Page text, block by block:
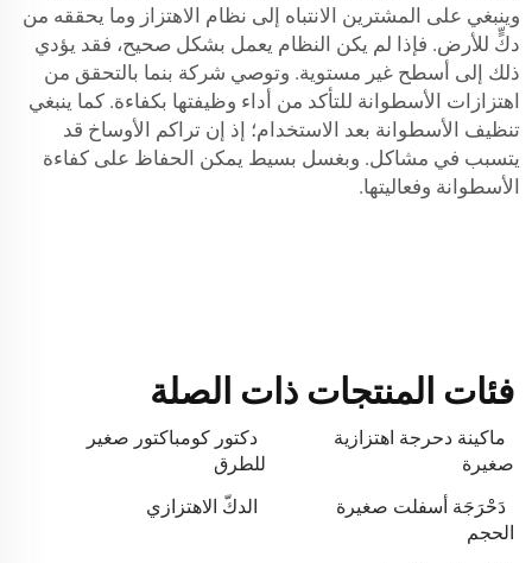
وينبغي على المشترين الانتباه إلى نظام الاهتزاز وما يحققه من
دكٍّ للأرض. فإذا لم يكن النظام يعمل بشكل صحيح، فقد يؤدي
ذلك إلى أسطح غير مستوية. وتوصي شركة بنما بالتحقق من
اهتزازات الأسطوانة للتأكد من أداء وظيفتها بكفاءة. كما ينبغي
تنظيف الأسطوانة بعد الاستخدام؛ إذ إن تراكم الأوساخ قد
يتسبب في مشاكل. وبغسل بسيط يمكن الحفاظ على كفاءة
الأسطوانة وفعاليتها.
فئات المنتجات ذات الصلة
ماكينة دحرجة اهتزازية
صغيرة
دكتور كومباكتور صغير
للطرق
دَحْرَجَة أسفلت صغيرة
الحجم
الدكّ الاهتزازي